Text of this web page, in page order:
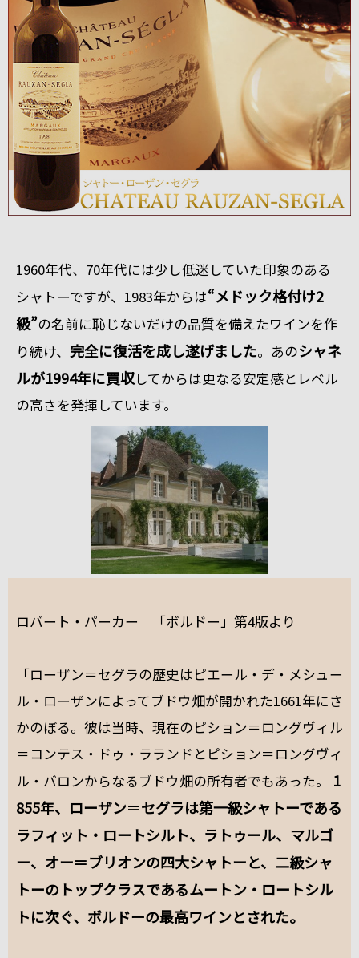
1960年代、70年代には少し低迷していた印象のある
シャトーですが、1983年からは“メドック格付け2
級”の名前に恥じないだけの品質を備えたワインを作
り続け、 完全に復活を成し遂げました。あのシャネ
ルが1994年に買収してからは更なる安定感とレベル
の高さを発揮しています。
ロバート・パーカー 「ボルドー」第4版より
「ローザン＝セグラの歴史はピエール・デ・メシュー
ル・ローザンによってブドウ畑が開かれた1661年にさ
かのぼる。彼は当時、現在のピション＝ロングヴィル
＝コンテス・ドゥ・ラランドとピション＝ロングヴィ
ル・バロンからなるブドウ畑の所有者でもあった。 1
855年、ローザン＝セグラは第一級シャトーである
ラフィット・ロートシルト、ラトゥール、マルゴ
ー、オー＝ブリオンの四大シャトーと、二級シャ
トーのトップクラスであるムートン・ロートシル
トに次ぐ、ボルドーの最高ワインとされた。